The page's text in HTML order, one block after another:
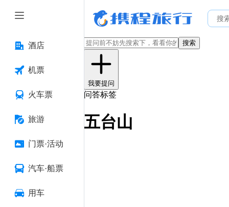
酒店
机票
火车票
旅游
门票·活动
汽车·船票
用车
搜索
我要提问
问答标签
五台山